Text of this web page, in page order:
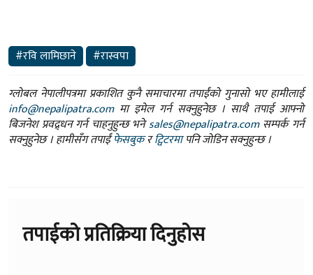
#रवि लामिछाने
#रास्वपा
ग्लोबल नेपालीपत्रमा प्रकाशित कुनै समाचारमा तपाईंको गुनासो भए हामीलाई
info@nepalipatra.comमा इमेल गर्न सक्नुहुनेछ । साथै तपाई आफ्नो
बिजनेश प्रवद्र्धन गर्न चाहनुहुन्छ भनेsales@nepalipatra.comसम्पर्क गर्न
सक्नुहुनेछ । हामीसँग तपाईंफेसबुकरट्विटरमापनि जोडिन सक्नुहुन्छ ।
तपाईको प्रतिक्रिया दिनुहोस